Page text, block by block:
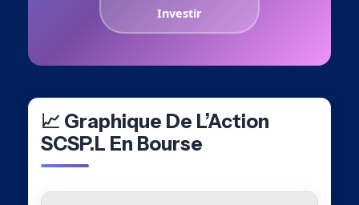
Investir
📈 Graphique De L’Action
SCSP.L En Bourse